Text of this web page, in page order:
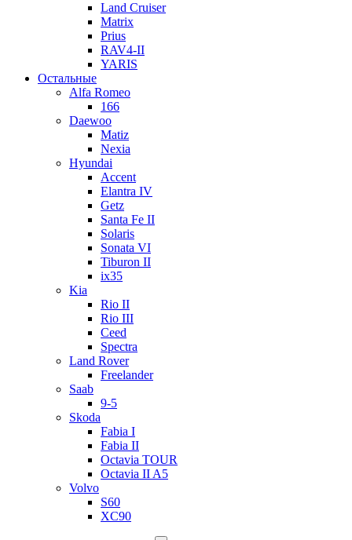
Land Cruiser
Matrix
Prius
RAV4-II
YARIS
Остальные
Alfa Romeo
166
Daewoo
Matiz
Nexia
Hyundai
Accent
Elantra IV
Getz
Santa Fe II
Solaris
Sonata VI
Tiburon II
ix35
Kia
Rio II
Rio III
Ceed
Spectra
Land Rover
Freelander
Saab
9-5
Skoda
Fabia I
Fabia II
Octavia TOUR
Octavia II A5
Volvo
S60
XC90